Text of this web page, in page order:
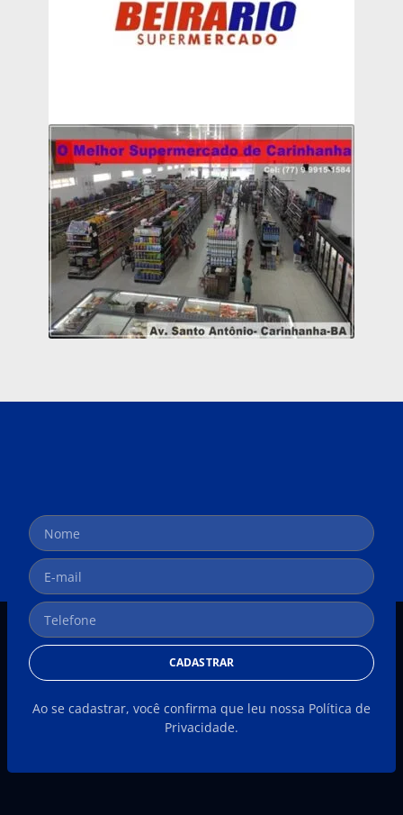
CADASTRAR
Ao se cadastrar, você confirma que leu nossa Política de
Privacidade.